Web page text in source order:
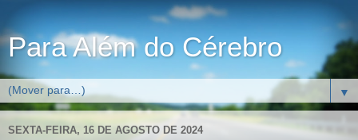
Para Além do Cérebro
▼
SEXTA-FEIRA, 16 DE AGOSTO DE 2024